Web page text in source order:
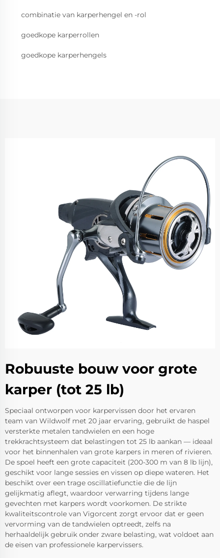
combinatie van karperhengel en -rol
goedkope karperrollen
goedkope karperhengels
Robuuste bouw voor grote
karper (tot 25 lb)
Speciaal ontworpen voor karpervissen door het ervaren
team van Wildwolf met 20 jaar ervaring, gebruikt de haspel
versterkte metalen tandwielen en een hoge
trekkrachtsysteem dat belastingen tot 25 lb aankan — ideaal
voor het binnenhalen van grote karpers in meren of rivieren.
De spoel heeft een grote capaciteit (200-300 m van 8 lb lijn),
geschikt voor lange sessies en vissen op diepe wateren. Het
beschikt over een trage oscillatiefunctie die de lijn
gelijkmatig aflegt, waardoor verwarring tijdens lange
gevechten met karpers wordt voorkomen. De strikte
kwaliteitscontrole van Vigorcent zorgt ervoor dat er geen
vervorming van de tandwielen optreedt, zelfs na
herhaaldelijk gebruik onder zware belasting, wat voldoet aan
de eisen van professionele karpervissers.